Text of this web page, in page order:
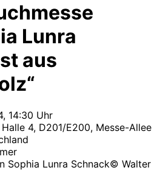
Lunra
aus
14:30 Uhr
4, D201/E200, Messe-Allee
© Walter